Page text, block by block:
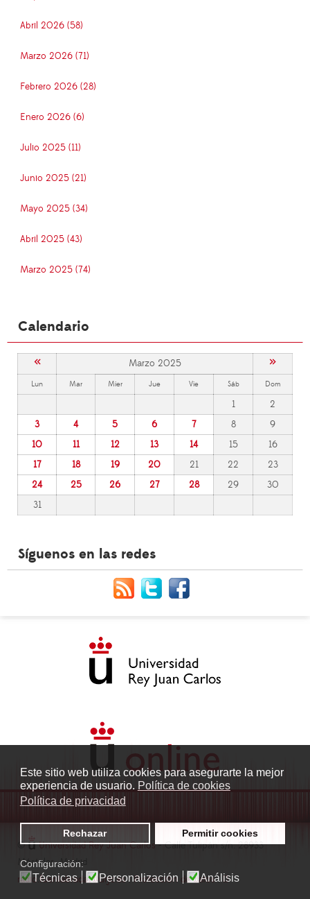
Este sitio web utiliza cookies para asegurarte la mejor
experiencia de usuario. Política de cookies
Política de privacidad
Rechazar Permitir cookies
Configuración:
Técnicas Personalización Análisis
Abril 2026 (58)
Marzo 2026 (71)
Febrero 2026 (28)
Enero 2026 (6)
Julio 2025 (11)
Junio 2025 (21)
Mayo 2025 (34)
Abril 2025 (43)
Marzo 2025 (74)
Calendario
« Marzo 2025 »
Lun Mar Mier Jue Vie Sáb Dom
1
2
3
4 5 6 7 8
9
10
11 12 13 14 15
16
17
18 19 20 21 22
23
24
25 26 27 28 29
30
31
Síguenos en las redes
© Universidad Rey Juan Carlos- Calle Tulipán s/n. 28933
Móstoles. Madrid
radio.fuenlabrada1@urjc.es|Protección de datos|